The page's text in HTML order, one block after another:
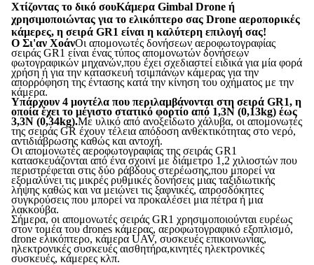
Χτίζοντας το δικό σουΚάμερα Gimbal Drone ή
χρησιμοποιώντας για το ελικόπτερο σας Drone αεροπορικές
κάμερες, η σειρά GR1 είναι η καλύτερη επιλογή σας!
Ο Σι'αν ΧοάνΟι απομονωτές δονήσεων αεροφωτογραφίας
σειράς GR1 είναι ένας τύπος απομονωτών δονήσεων
φωτογραφικών μηχανών,που έχει σχεδιαστεί ειδικά για μία φορά
χρήση ή για την κατασκευή τσιμπάνων κάμερας για την
απορρόφηση της έντασης κατά την κίνηση του οχήματος με την
κάμερα.
Υπάρχουν 4 μοντέλα που περιλαμβάνονται στη σειρά GR1, η
οποία έχει το μέγιστο στατικό φορτίο από 1,3N (0,13kg) έως
3,3N (0,34kg).Με υλικό από ανοξείδωτο χάλυβα, οι απομονωτές
της σειράς GR έχουν τέλεια απόδοση ανθεκτικότητας στο νερό,
αντιδιάβρωσης καθώς και αντοχή.
Οι απομονωτές αεροφωτογραφίας της σειράς GR1
κατασκευάζονται από ένα σχοινί με διάμετρο 1,2 χιλιοστών που
περιστρέφεται στις δύο ράβδους στερέωσης,που μπορεί να
εξομαλύνει τις μικρές ρυθμικές δονήσεις μιας ταξιδιωτικής
λήψης καθώς και να μειώνει τις ξαφνικές, απροσδόκητες
συγκρούσεις που μπορεί να προκαλέσει μια πέτρα ή μια
λακκούβα.
Σήμερα, οι απομονωτές σειράς GR1 χρησιμοποιούνται ευρέως
στον τομέα του drones κάμερας, αεροφωτογραφικό εξοπλισμό,
drone ελικόπτερο, κάμερα UAV, συσκευές επικοινωνίας,
ηλεκτρονικές συσκευές αισθητήρα,κινητές ηλεκτρονικές
συσκευές, κάμερες κλπ.